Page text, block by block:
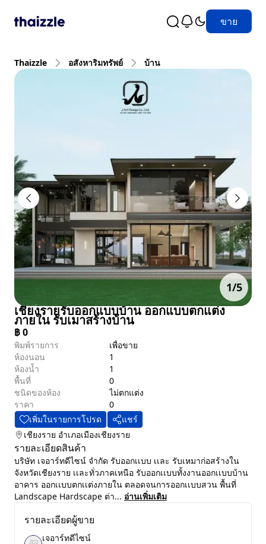
ขาย
Thaizzle อสังหาริมทรัพย์ บ้าน
1/5
เชียงรายรับออกแบบบ้าน ออกแบบตกแต่ง
ภายใน รับเมาสร้างบ้าน
฿0
พิมพ์รายการ
เพื่อขาย
ห้องนอน
1
ห้องน้ำ
1
พื้นที่
0
ชนิดของห้อง
ไม่ตกแต่ง
ราคา
0
เพิ่มในรายการโปรด
แชร์
เชียงราย อำเภอเมืองเชียงราย
รายละเอียดสินค้า
บริษัท เจอาร์ทดีไซน์ จำกัด รับออกเเบบ เเละ รับเหมาก่อสร้างใน
จังหวัดเชียงราย เเละทั่วภาคเหนือ รับออกเเบบทั้งงานออกเเบบบ้าน
อาคาร ออกเเบบตกเเต่งภายใน ตลอดจนการออกเเบบสวน พื้นที่
Landscape Hardscape ต่า... อ่านเพิ่มเติม
รายละเอียดผู้ขาย
เจอาร์ทดีไซน์